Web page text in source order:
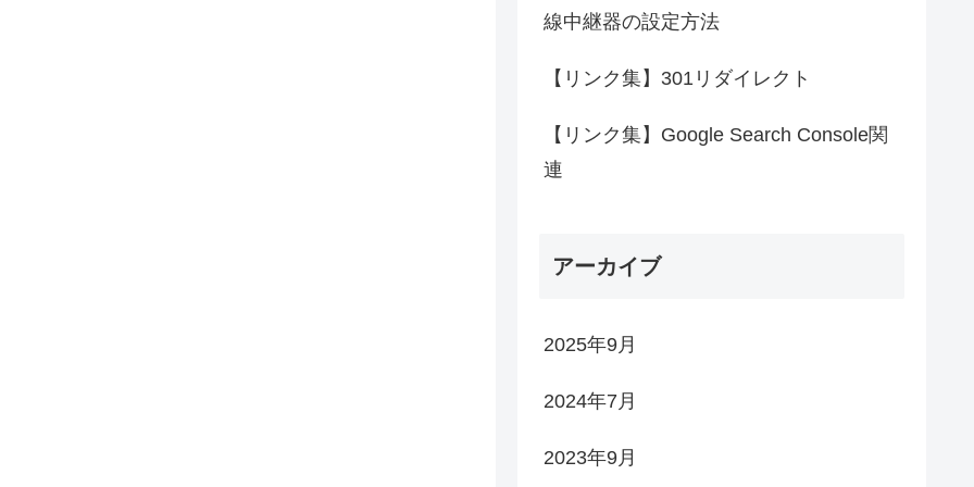
線中継器の設定方法
【リンク集】301リダイレクト
【リンク集】Google Search Console関
連
アーカイブ
2025年9月
2024年7月
2023年9月